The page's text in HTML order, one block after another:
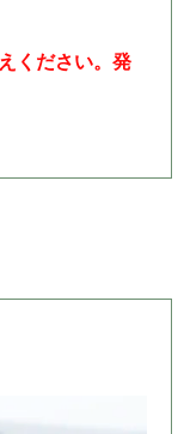
ください。発